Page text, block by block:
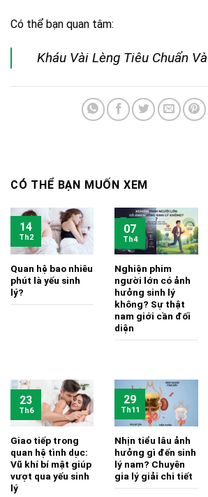
Có thể bạn quan tâm:
Kháu Vài Lèng Tiêu Chuẩn
CÓ THỂ BẠN MUỐN XEM
Quan hệ bao nhiêu
phút là yếu sinh
lý?
14
Th2
Nghiện phim
người lớn có ảnh
hưởng sinh lý
không? Sự thật
nam giới cần đối
diện
07
Th4
Giao tiếp trong
quan hệ tình dục:
Vũ khí bí mật giúp
vượt qua yếu sinh
lý
23
Th6
Nhịn tiểu lâu ảnh
hưởng gì đến sinh
lý nam? Chuyên
gia lý giải chi tiết
29
Th11